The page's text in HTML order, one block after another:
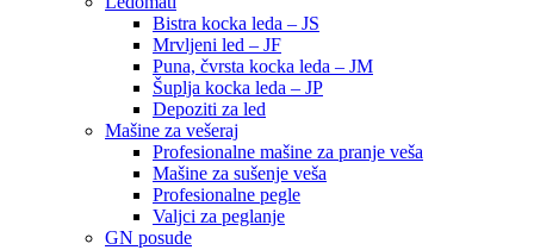
Bistra kocka leda – JS
Mrvljeni led – JF
Puna, čvrsta kocka leda – JM
Šuplja kocka leda – JP
Depoziti za led
Mašine za vešeraj
Profesionalne mašine za pranje veša
Mašine za sušenje veša
Profesionalne pegle
Valjci za peglanje
GN posude